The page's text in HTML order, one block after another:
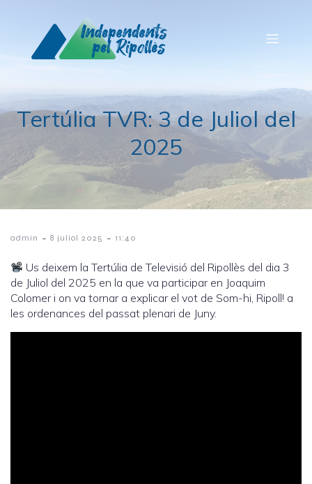
Tertúlia TVR: 3 de Juliol del
2025
admin - 8 juliol 2025 - 11:40
Us deixem la Tertúlia de Televisió del Ripollès del dia 3
de Juliol del 2025 en la que va participar en Joaquim
Colomer i on va tornar a explicar el vot de Som-hi, Ripoll! a
les ordenances del passat plenari de Juny.